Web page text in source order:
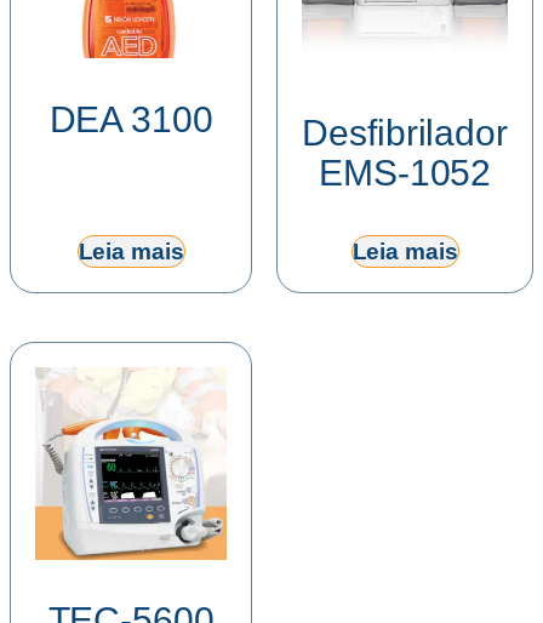
DEA 3100
Leia mais
Desfibrilador
EMS-1052
Leia mais